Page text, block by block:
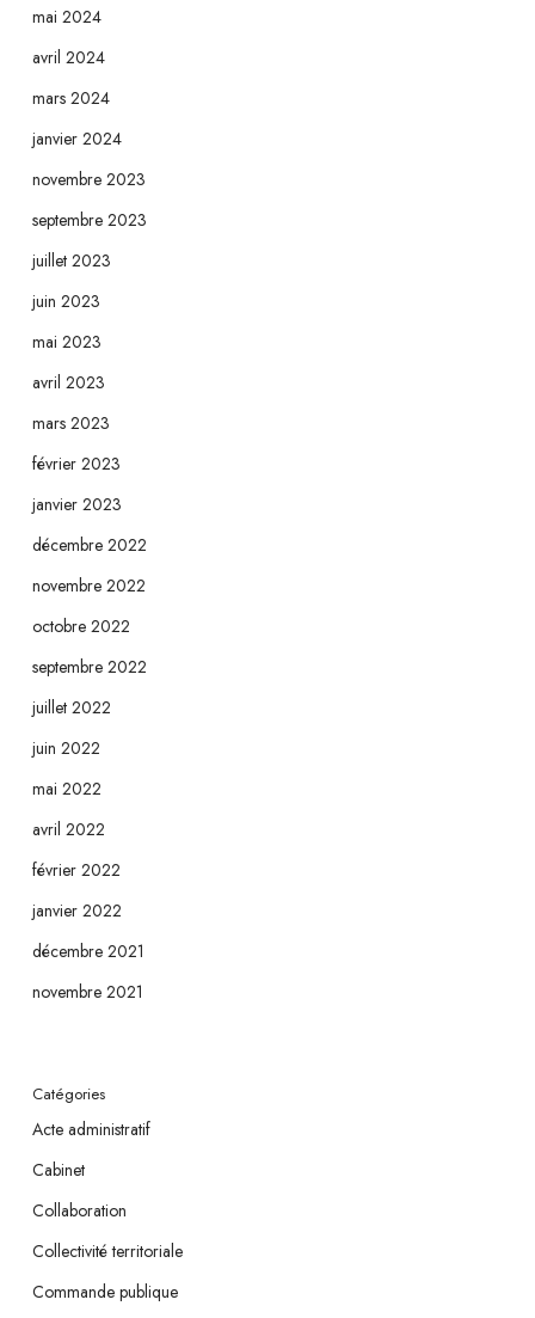
mai 2024
avril 2024
mars 2024
janvier 2024
novembre 2023
septembre 2023
juillet 2023
juin 2023
mai 2023
avril 2023
mars 2023
février 2023
janvier 2023
décembre 2022
novembre 2022
octobre 2022
septembre 2022
juillet 2022
juin 2022
mai 2022
avril 2022
février 2022
janvier 2022
décembre 2021
novembre 2021
Catégories
Acte administratif
Cabinet
Collaboration
Collectivité territoriale
Commande publique